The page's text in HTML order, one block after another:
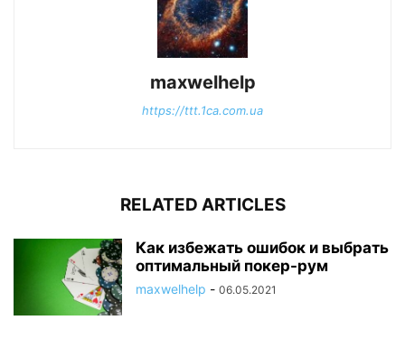
maxwelhelp
https://ttt.1ca.com.ua
RELATED ARTICLES
Как избежать ошибок и выбрать
оптимальный покер-рум
maxwelhelp - 06.05.2021